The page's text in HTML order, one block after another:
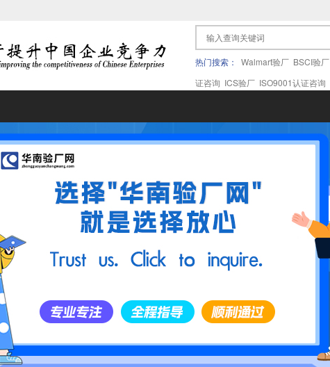
热门搜索： Walmart验厂 BSCI验厂
证咨询 ICS验厂 ISO9001认证咨询